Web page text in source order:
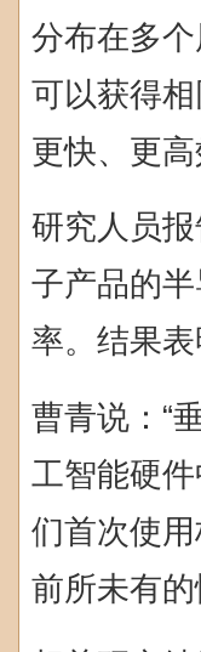
分布在多
可以获得
更快、更高
研究人员
子产品的
率。结果
曹青说：“
工智能硬
们首次使
前所未有的